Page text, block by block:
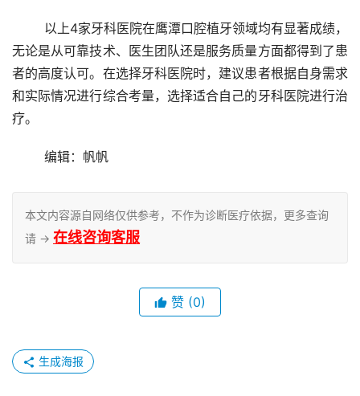
无论是从可靠技术、医生团队还是服务质量方面都得到了患
者的高度认可。在选择牙科医院时，建议患者根据自身需求
和实际情况进行综合考量，选择适合自己的牙科医院进行治
疗。
	编辑：帆帆
本文内容源自网络仅供参考，不作为诊断医疗依据，更多查询
请 → 在线咨询客服
赞 (0)
生成海报